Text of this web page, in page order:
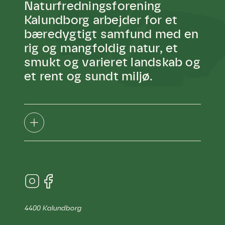
Naturfredningsforening
Kalundborg arbejder for et
bæredygtigt samfund med en
rig og mangfoldig natur, et
smukt og varieret landskab og
et rent og sundt miljø.
4400 Kalundborg
blomster og afgrøder i din have.